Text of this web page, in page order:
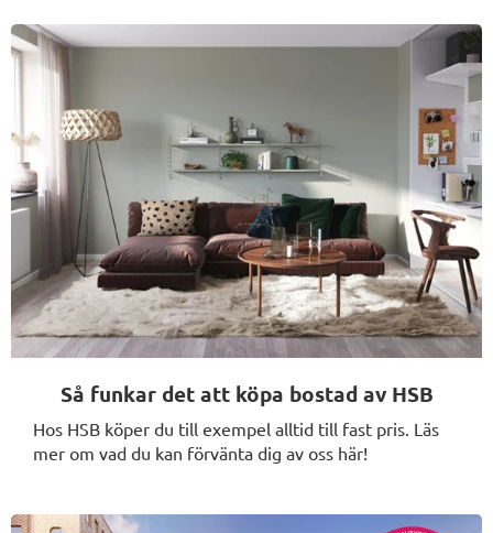
Så funkar det att köpa bostad av HSB
Hos HSB köper du till exempel alltid till fast pris. Läs
mer om vad du kan förvänta dig av oss här!